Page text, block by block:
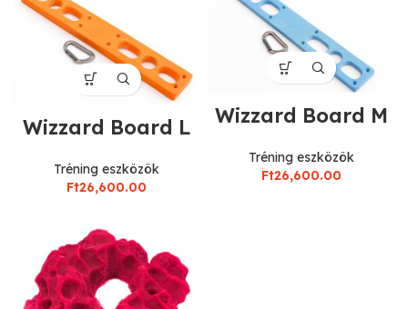
Wizzard Board L
Tréning eszközök
Ft26,600.00
Wizzard Board M
Tréning eszközök
Ft26,600.00